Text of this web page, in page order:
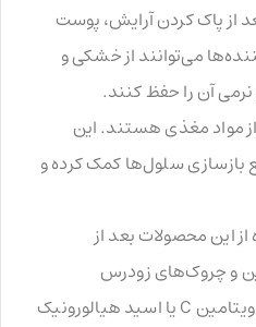
از پاک کردن آرایش، پوست
می‌توانند از خشکی و
آن را حفظ کنند.
مواد مغذی هستند. این
بازسازی سلول‌ها کمک کرده و
از این محصولات بعد از
و چروک‌های زودرس
جلوگیری کند. ترکیباتی مثل ویتامین C یا اسید هیالورونیک